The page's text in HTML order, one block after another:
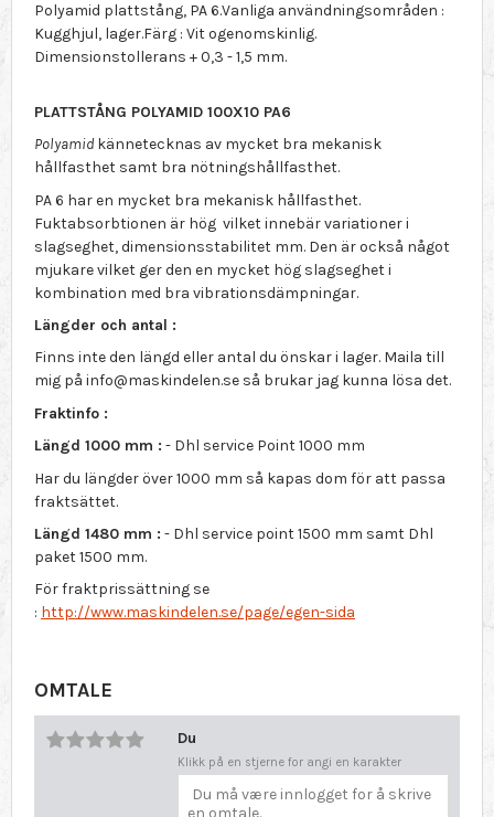
Polyamid plattstång, PA 6.Vanliga användningsområden :
Kugghjul, lager.Färg : Vit ogenomskinlig.
Dimensionstollerans + 0,3 - 1,5 mm.
PLATTSTÅNG POLYAMID 100X10 PA6
Polyamid kännetecknas av mycket bra mekanisk
hållfasthet samt bra nötningshållfasthet.
PA 6 har en mycket bra mekanisk hållfasthet.
Fuktabsorbtionen är hög vilket innebär variationer i
slagseghet, dimensionsstabilitet mm. Den är också något
mjukare vilket ger den en mycket hög slagseghet i
kombination med bra vibrationsdämpningar.
Längder och antal :
Finns inte den längd eller antal du önskar i lager. Maila till
mig på info@maskindelen.se så brukar jag kunna lösa det.
Fraktinfo :
Längd 1000 mm : - Dhl service Point 1000 mm
Har du längder över 1000 mm så kapas dom för att passa
fraktsättet.
Längd 1480 mm : - Dhl service point 1500 mm samt Dhl
paket 1500 mm.
För fraktprissättning se
: http://www.maskindelen.se/page/egen-sida
OMTALE
Du
Klikk på en stjerne for angi en karakter